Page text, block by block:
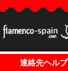
連絡先ヘルプ